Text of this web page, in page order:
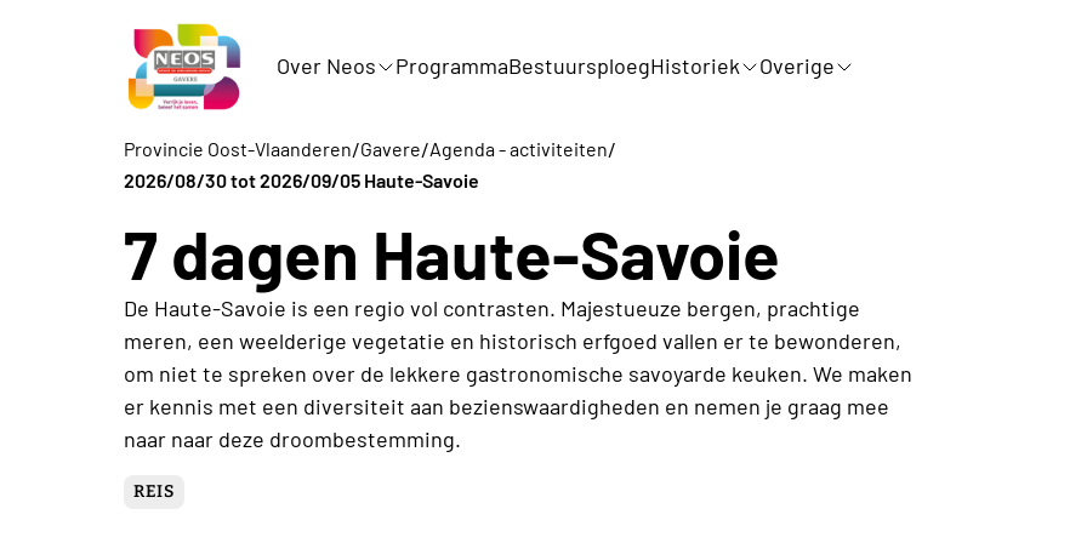
Over Neos ProgrammaBestuursploegHistoriek Overige
Provincie Oost-Vlaanderen/Gavere/Agenda - activiteiten/
2026/08/30 tot 2026/09/05 Haute-Savoie
7 dagen Haute-Savoie
De Haute-Savoie is een regio vol contrasten. Majestueuze bergen, prachtige
meren, een weelderige vegetatie en historisch erfgoed vallen er te bewonderen,
om niet te spreken over de lekkere gastronomische savoyarde keuken. We maken
er kennis met een diversiteit aan bezienswaardigheden en nemen je graag mee
naar naar deze droombestemming.
REIS